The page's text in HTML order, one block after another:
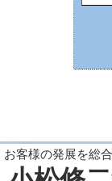
お客様の発展を総